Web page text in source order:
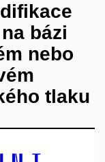
bázi
nebo
tlaku